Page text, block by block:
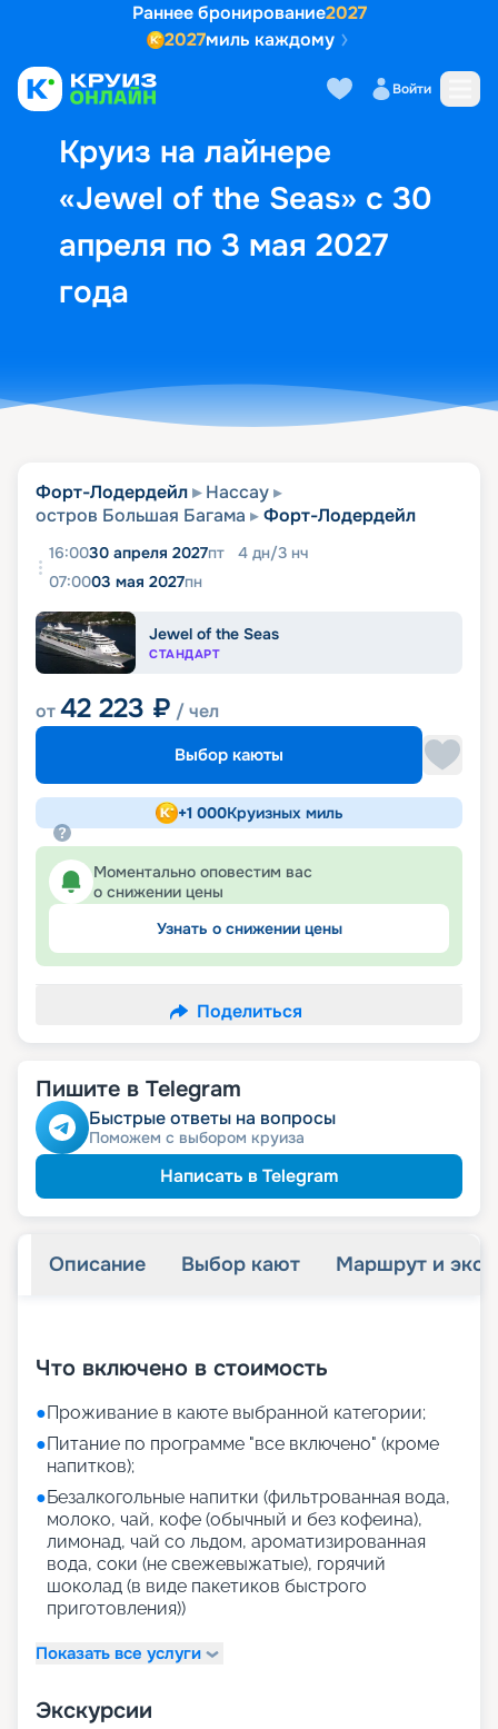
Раннее бронирование2027
2027миль каждому
Войти
Круиз на лайнере
«Jewel of the Seas» с 30
апреля по 3 мая 2027
года
Выбор кают Маршрут и
Форт-Лодердейл
Нассау
остров Большая Багама
Форт-Лодердейл
16:0030 апреля 2027пт 4 дн/3 нч
07:0003 мая 2027пн
Jewel of the Seas
СТАНДАРТ
от42 223 ₽ / чел
Выбор каюты
+1 000Круизных миль
Моментально оповестим вас
о снижении цены
Узнать о снижении цены
Поделиться
Пишите в Telegram
Быстрые ответы на вопросы
Поможем с выбором круиза
Написать в Telegram
Описание Выбор кают Маршрут и
Что включено в стоимость
●Проживание в каюте выбранной категории;
●Питание по программе "все включено" (кроме
напитков);
●Безалкогольные напитки (фильтрованная вода,
молоко, чай, кофе (обычный и без кофеина),
лимонад, чай со льдом, ароматизированная
вода, соки (не свежевыжатые), горячий
шоколад (в виде пакетиков быстрого
приготовления))
Показать все услуги
Экскурсии